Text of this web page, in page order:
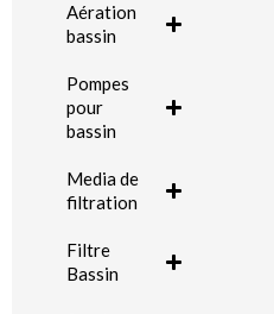
Aération
bassin
Pompes
pour
bassin
Media de
filtration
Filtre
Bassin